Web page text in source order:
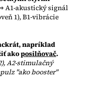
A1-akustický signál
1), B1-vibrácie
napríklad
akoposilňovač.
A2-stimulačný
"ako booster"